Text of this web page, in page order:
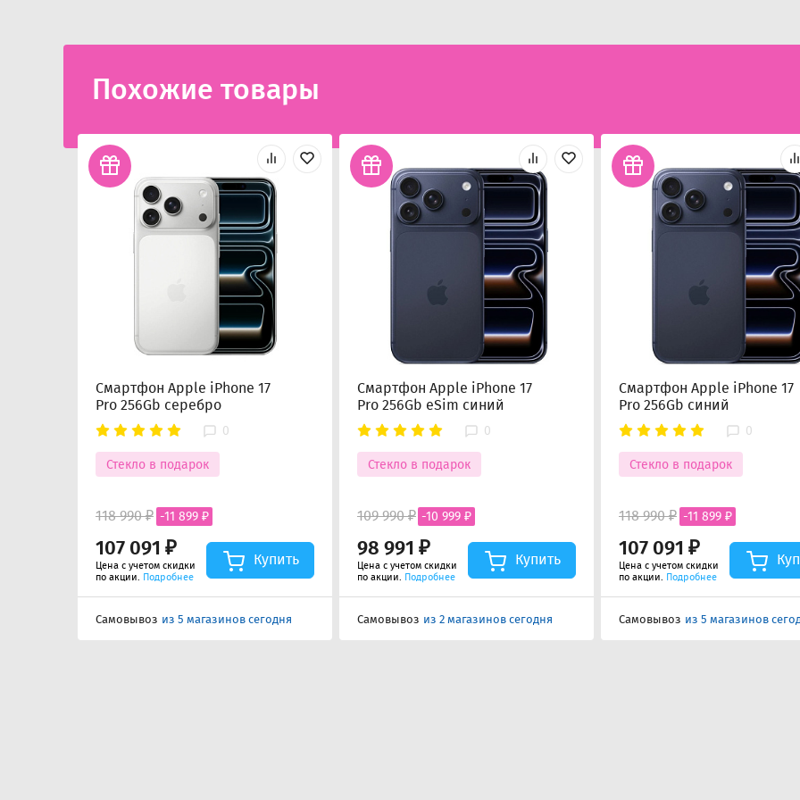
Похожие товары
Смартфон Apple iPhone 17
Pro 256Gb серебро
0
Стекло в подарок
107 091 ₽
118 990 ₽ -11 899 ₽
Цена с учетом скидки
по акции. Подробнее
Купить
Самовывоз из 5 магазинов сегодня
Смартфон Apple iPhone 17
Pro 256Gb eSim синий
0
Стекло в подарок
98 991 ₽
109 990 ₽ -10 999 ₽
Цена с учетом скидки
по акции. Подробнее
Купить
Самовывоз из 2 магазинов сегодня
Смартфон Apple iPhone 17
Pro 256Gb синий
0
Стекло в подарок
107 091 ₽
118 990 ₽ -11 899 ₽
Цена с учетом скидки
по акции. Подробнее
Самовывоз из 5 магазинов